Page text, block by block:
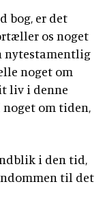
bog, er det
os noget
nytestamentlig
noget om
liv i denne
noget om tiden,
i den tid,
til det